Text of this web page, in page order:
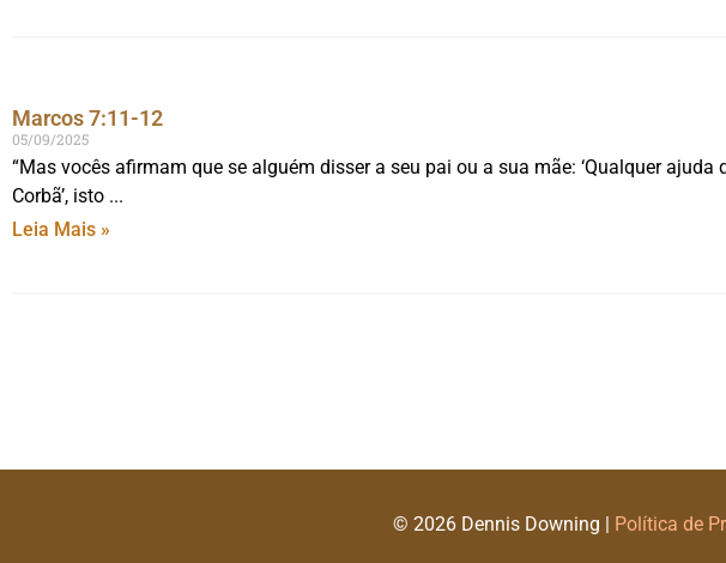
Marcos 7:11-12
05/09/2025
“Mas vocês afirmam que se alguém disser a seu pai ou a sua mãe: ‘Qualquer ajuda
Corbã’, isto
Leia Mais »
© 2026 Dennis Downing | Política de